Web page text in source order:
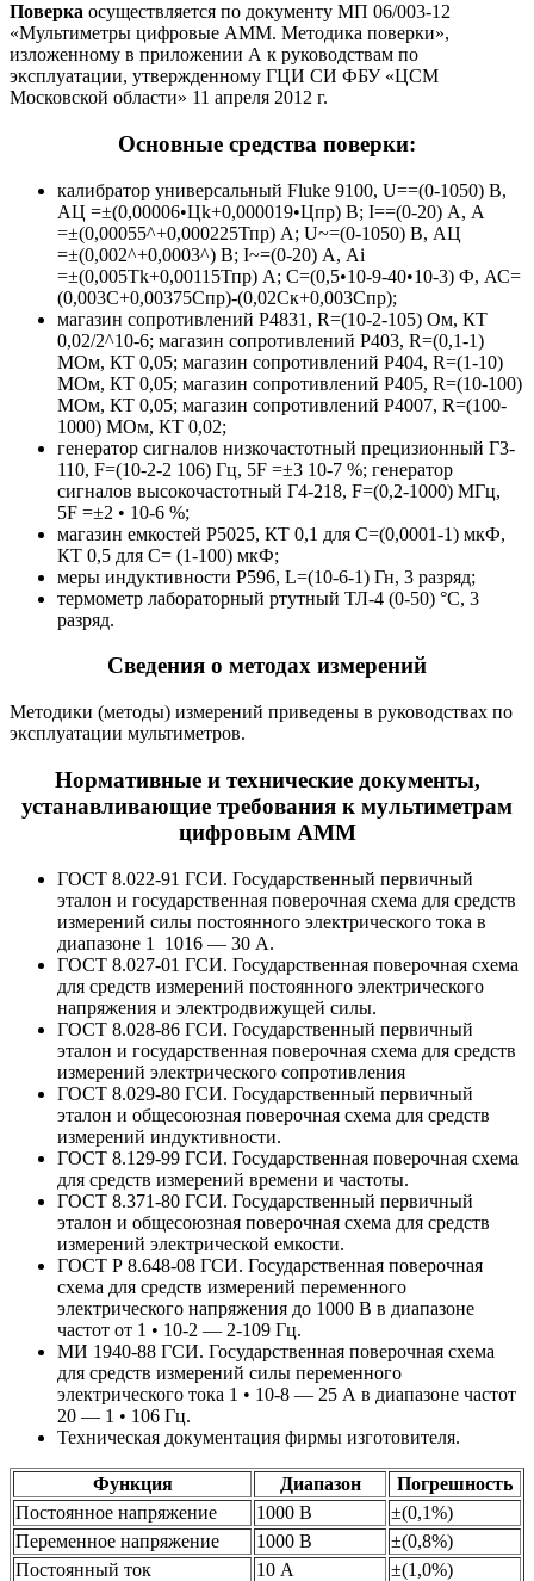
Поверка осуществляется по документу МП 06/003-12
«Мультиметры цифровые АММ. Методика поверки»,
изложенному в приложении А к руководствам по
эксплуатации, утвержденному ГЦИ СИ ФБУ «ЦСМ
Московской области» 11 апреля 2012 г.
Основные средства поверки:
калибратор универсальный Fluke 9100, U==(0-1050) В,
АЦ =±(0,00006•Цk+0,000019•Цпр) В; I==(0-20) А, А
=±(0,00055^+0,000225Тпр) А; U~=(0-1050) В, АЦ
=±(0,002^+0,0003^) В; I~=(0-20) А, Ai
=±(0,005Tk+0,00115Тпр) А; С=(0,5•10-9-40•10-3) Ф, АС=
(0,003С+0,00375Спр)-(0,02Ск+0,003Спр);
магазин сопротивлений Р4831, R=(10-2-105) Ом, КТ
0,02/2^10-6; магазин сопротивлений Р403, R=(0,1-1)
МОм, КТ 0,05; магазин сопротивлений Р404, R=(1-10)
МОм, КТ 0,05; магазин сопротивлений Р405, R=(10-100)
МОм, КТ 0,05; магазин сопротивлений Р4007, R=(100-
1000) МОм, КТ 0,02;
генератор сигналов низкочастотный прецизионный Г3-
110, F=(10-2-2 106) Гц, 5F =±3 10-7 %; генератор
сигналов высокочастотный Г4-218, F=(0,2-1000) МГц,
5F =±2 • 10-6 %;
магазин емкостей Р5025, КТ 0,1 для С=(0,0001-1) мкФ,
КТ 0,5 для С= (1-100) мкФ;
меры индуктивности Р596, L=(10-6-1) Гн, 3 разряд;
термометр лабораторный ртутный ТЛ-4 (0-50) °С, 3
разряд.
Сведения о методах измерений
Методики (методы) измерений приведены в руководствах по
эксплуатации мультиметров.
Нормативные и технические документы,
устанавливающие требования к мультиметрам
цифровым АММ
ГОСТ 8.022-91 ГСИ. Государственный первичный
эталон и государственная поверочная схема для средств
измерений силы постоянного электрического тока в
диапазоне 1 1016 — 30 А.
ГОСТ 8.027-01 ГСИ. Государственная поверочная схема
для средств измерений постоянного электрического
напряжения и электродвижущей силы.
ГОСТ 8.028-86 ГСИ. Государственный первичный
эталон и государственная поверочная схема для средств
измерений электрического сопротивления
ГОСТ 8.029-80 ГСИ. Государственный первичный
эталон и общесоюзная поверочная схема для средств
измерений индуктивности.
ГОСТ 8.129-99 ГСИ. Государственная поверочная схема
для средств измерений времени и частоты.
ГОСТ 8.371-80 ГСИ. Государственный первичный
эталон и общесоюзная поверочная схема для средств
измерений электрической емкости.
ГОСТ Р 8.648-08 ГСИ. Государственная поверочная
схема для средств измерений переменного
электрического напряжения до 1000 В в диапазоне
частот от 1 • 10-2 — 2-109 Гц.
МИ 1940-88 ГСИ. Государственная поверочная схема
для средств измерений силы переменного
электрического тока 1 • 10-8 — 25 А в диапазоне частот
20 — 1 • 106 Гц.
Техническая документация фирмы изготовителя.
Функция Диапазон
Погрешность
Постоянное напряжение
1000 В
±(0,1%)
Переменное напряжение
1000 В
±(0,8%)
Постоянный ток
10 А ±(1,0%)